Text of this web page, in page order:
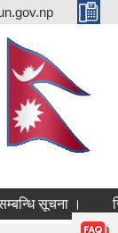
सूचना । सिसा,